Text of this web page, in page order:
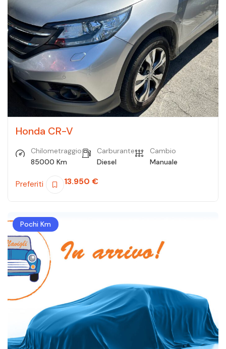
Honda CR-V
Chilometraggio
85000 Km
Carburante
Diesel
Cambio
Manuale
Preferiti 13.950 €
Pochi Km